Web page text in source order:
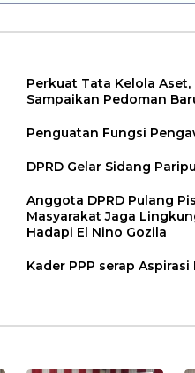
Perkuat Tata Kelola
Sampaikan Pedoman
Penguatan Fungsi
DPRD Gelar Sidang
Anggota DPRD Pulang
Masyarakat Jaga
Hadapi El Nino Gozila
Kader PPP serap Aspirasi